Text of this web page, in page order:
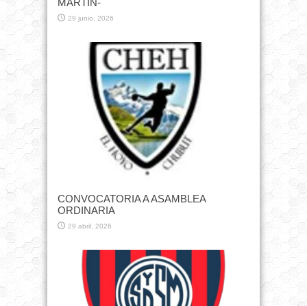
MARTIN-
29 junio, 2026
CONVOCATORIA A ASAMBLEA
ORDINARIA
29 abril, 2026